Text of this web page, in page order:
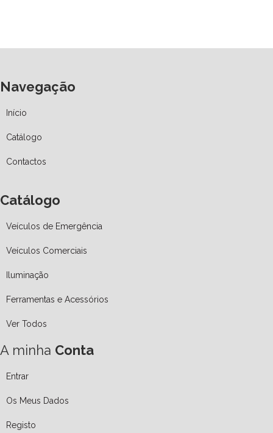
Navegação
Início
Catálogo
Contactos
Catálogo
Veículos de Emergência
Veículos Comerciais
Iluminação
Ferramentas e Acessórios
Ver Todos
A minha Conta
Entrar
Os Meus Dados
Registo